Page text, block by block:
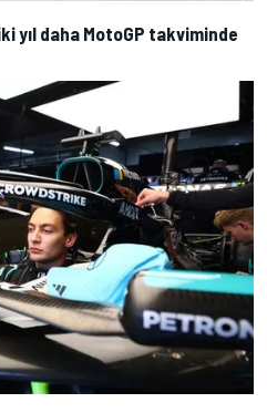
yıl daha MotoGP takviminde